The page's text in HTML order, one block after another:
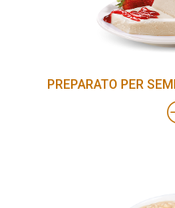
PREPARATO PER